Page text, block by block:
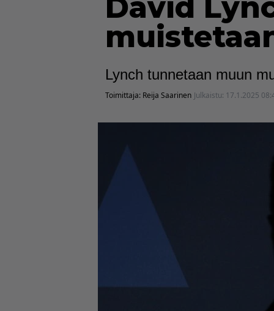
David
Lynch tunnetaan muun
Toimittaja: Reija Saarinen Julkaistu: 17.1.2025